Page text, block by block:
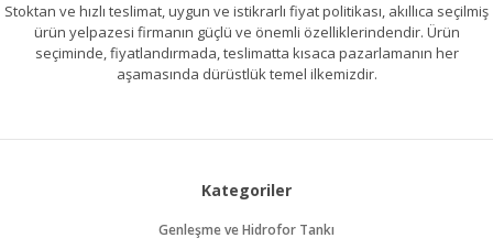
Stoktan ve hızlı teslimat, uygun ve istikrarlı fiyat politikası, akıllıca seçilmiş
ürün yelpazesi firmanın güçlü ve önemli özelliklerindendir. Ürün
seçiminde, fiyatlandırmada, teslimatta kısaca pazarlamanın her
aşamasında dürüstlük temel ilkemizdir.
Kategoriler
Genleşme ve Hidrofor Tankı